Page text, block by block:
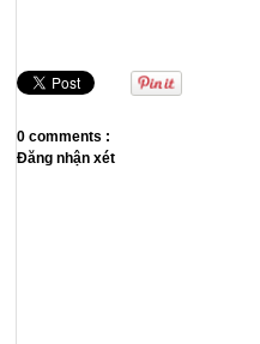
0 comments :
Đăng nhận xét